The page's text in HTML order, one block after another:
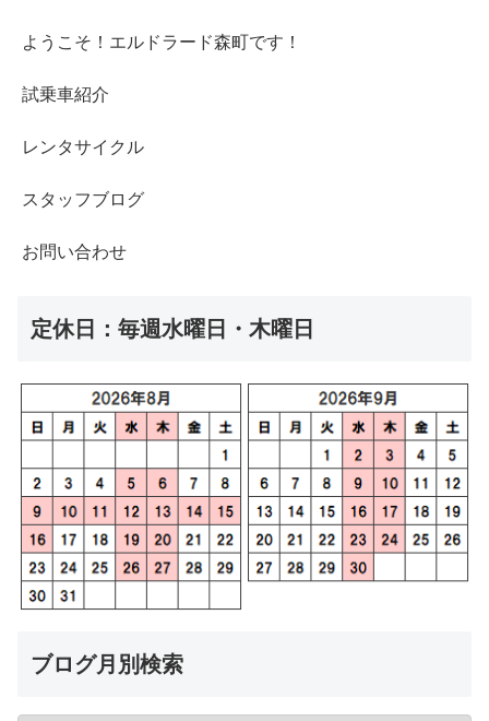
ようこそ！エルドラード森町です！
試乗車紹介
レンタサイクル
スタッフブログ
お問い合わせ
定休日：毎週水曜日・木曜日
ブログ月別検索